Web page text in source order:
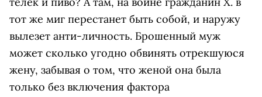
тот же миг перестанет быть собой, и наружу
вылезет анти-личность. Брошенный муж
может сколько угодно обвинять отрекшуюся
жену, забывая о том, что женой она была
только без включения фактора